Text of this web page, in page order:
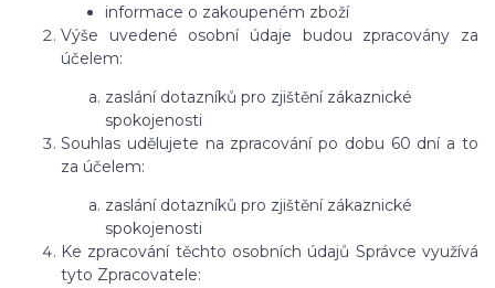
informace o zakoupeném zboží
Výše uvedené osobní údaje budou zpracovány za
účelem:
zaslání dotazníků pro zjištění zákaznické
spokojenosti
Souhlas udělujete na zpracování po dobu 60 dní a to
za účelem:
zaslání dotazníků pro zjištění zákaznické
spokojenosti
Ke zpracování těchto osobních údajů Správce využívá
tyto Zpracovatele: